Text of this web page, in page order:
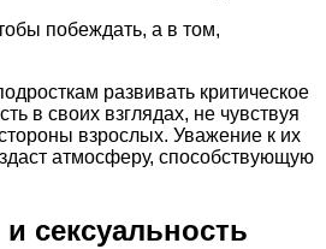
побеждать, а в том,
развивать критическое
в своих взглядах, не чувствуя
взрослых. Уважение к их
атмосферу, способствующую
сексуальность